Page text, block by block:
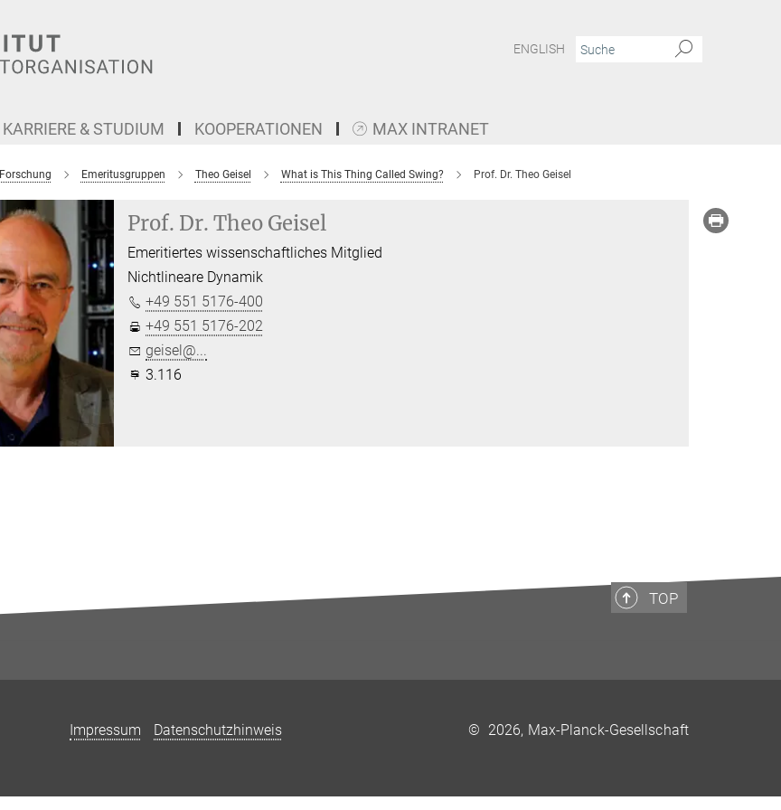
ENGLISH
KARRIERE & STUDIUM KOOPERATIONEN MAX INTRANET
Forschung Emeritusgruppen Theo Geisel What is This Thing Called Swing? Prof. Dr. Theo Geisel
Prof. Dr. Theo Geisel
Emeritiertes wissenschaftliches Mitglied
Nichtlineare Dynamik
+49 551 5176-400
+49 551 5176-202
geisel@...
3.116
TOP
Impressum Datenschutzhinweis © 2026, Max-Planck-Gesellschaft